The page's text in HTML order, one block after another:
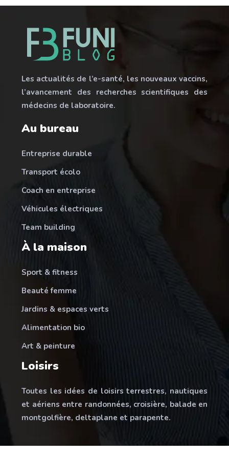
Les actualités de l’e-santé, les nouveaux vaccins,
l’avancement des recherches scientifiques des
médecins de laboratoire.
Au bureau
Entreprise durable
Transport écolo
Coach en entreprise
Véhicules électriques
Team building
À la maison
Sport & fitness
Beauté femme
Jardins & espaces verts
Alimentation bio
Art & peinture
Loisirs
Toutes les idées de loisirs terrestres, nautiques
et aériens entre randonnées, croisière, balade en
montgolfière, deltaplane et parapente.